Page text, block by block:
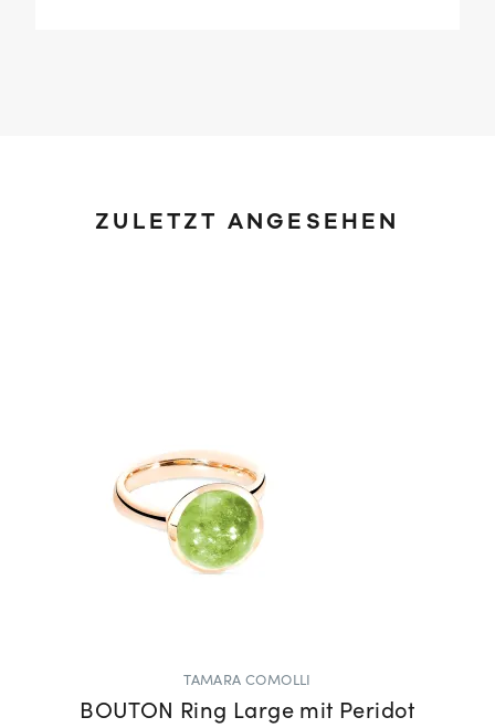
ZULETZT ANGESEHEN
TAMARA COMOLLI
BOUTON Ring Large mit Peridot